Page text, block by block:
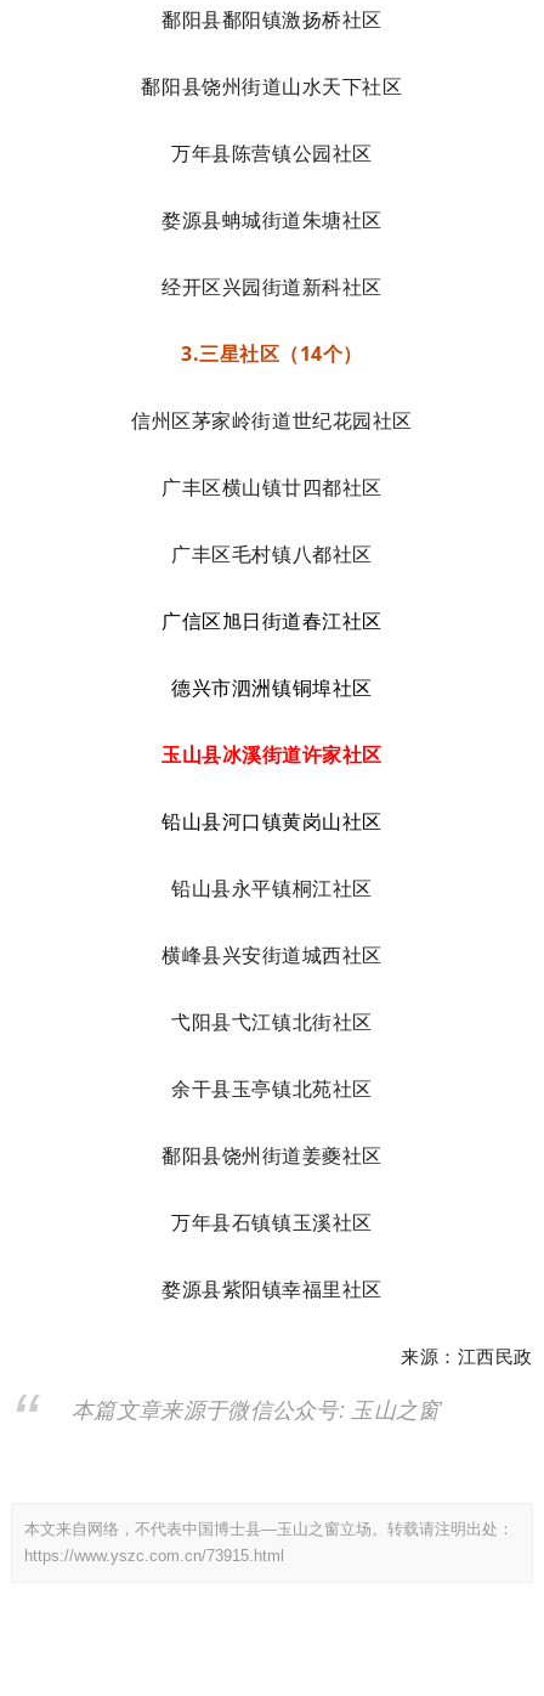
鄱阳县鄱阳镇激扬桥社区
鄱阳县饶州街道山水天下社区
万年县陈营镇公园社区
婺源县蚺城街道朱塘社区
经开区兴园街道新科社区
3.三星社区（14个）
信州区茅家岭街道世纪花园社区
广丰区横山镇廿四都社区
广丰区毛村镇八都社区
广信区旭日街道春江社区
德兴市泗洲镇铜埠社区
玉山县冰溪街道许家社区
铅山县河口镇黄岗山社区
铅山县永平镇桐江社区
横峰县兴安街道城西社区
弋阳县弋江镇北街社区
余干县玉亭镇北苑社区
鄱阳县饶州街道姜夔社区
万年县石镇镇玉溪社区
婺源县紫阳镇幸福里社区
来源：江西民政
本篇文章来源于微信公众号: 玉山之窗
本文来自网络，不代表中国博士县—玉山之窗立场。转载请注明出处：
https://www.yszc.com.cn/73915.html